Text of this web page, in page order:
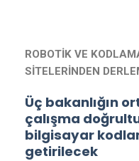
ROBOTİK VE
SİTELERİNDEN
Üç bakanlığın
çalışma
bilgisayar
getirilecek